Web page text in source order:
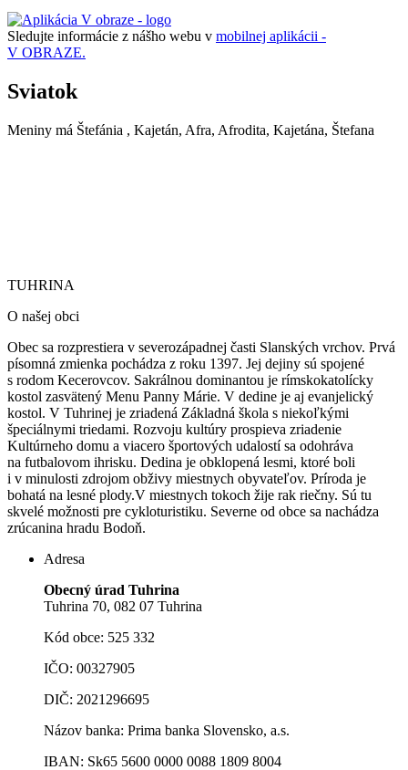
Sledujte informácie z nášho webu v mobilnej aplikácii -
V OBRAZE.
Sviatok
Meniny má Štefánia , Kajetán, Afra, Afrodita, Kajetána, Štefana
TUHRINA
O našej obci
Obec sa rozprestiera v severozápadnej časti Slanských vrchov. Prvá
písomná zmienka pochádza z roku 1397. Jej dejiny sú spojené
s rodom Kecerovcov. Sakrálnou dominantou je rímskokatolícky
kostol zasvätený Menu Panny Márie. V dedine je aj evanjelický
kostol. V Tuhrinej je zriadená Základná škola s niekoľkými
špeciálnymi triedami. Rozvoju kultúry prospieva zriadenie
Kultúrneho domu a viacero športových udalostí sa odohráva
na futbalovom ihrisku. Dedina je obklopená lesmi, ktoré boli
i v minulosti zdrojom obživy miestnych obyvateľov. Príroda je
bohatá na lesné plody.V miestnych tokoch žije rak riečny. Sú tu
skvelé možnosti pre cykloturistiku. Severne od obce sa nachádza
zrúcanina hradu Bodoň.
Adresa
Obecný úrad Tuhrina
Tuhrina 70, 082 07 Tuhrina
Kód obce: 525 332
IČO: 00327905
DIČ: 2021296695
Názov banka: Prima banka Slovensko, a.s.
IBAN: Sk65 5600 0000 0088 1809 8004